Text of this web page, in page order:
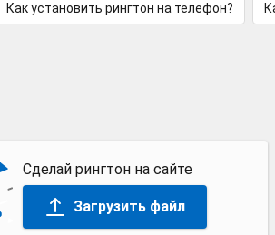
Как установить рингтон на телефон?
Сделай рингтон на сайте
Загрузить файл